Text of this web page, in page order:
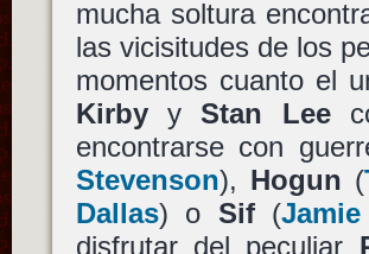
mucha soltura
las vicisitudes de los
momentos cuanto el
KirbyyStan Lee
encontrarse con
Stevenson), Hogun (
Dallas) o Sif(
disfrutar del peculiar